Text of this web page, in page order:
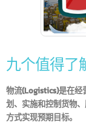
九个值得了
物流(Logistics)是在
划、实施和控制货物